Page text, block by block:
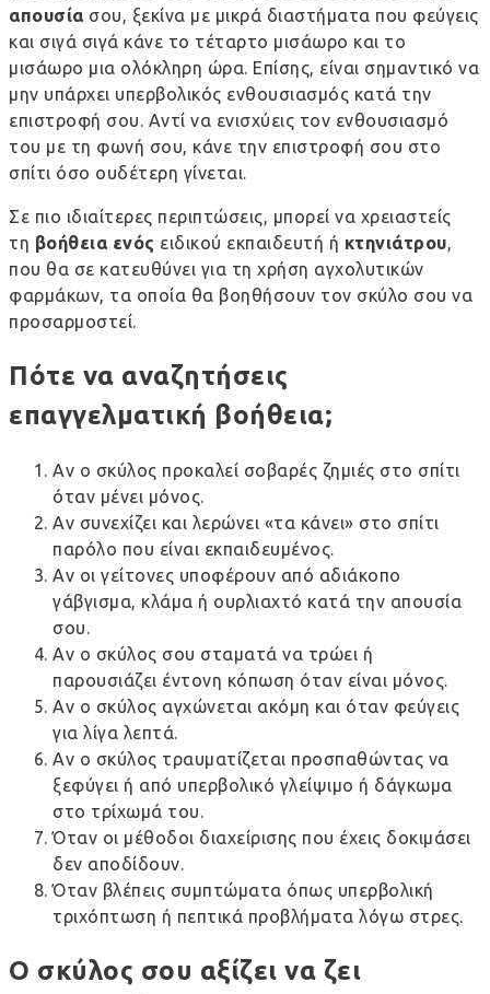
απουσίασου, ξεκίνα με μικρά διαστήματα που φεύγεις
και σιγά σιγά κάνε το τέταρτο μισάωρο και το
μισάωρο μια ολόκληρη ώρα. Επίσης, είναι σημαντικό να
μην υπάρχει υπερβολικός ενθουσιασμός κατά την
επιστροφή σου. Αντί να ενισχύεις τον ενθουσιασμό
του με τη φωνή σου, κάνε την επιστροφή σου στο
σπίτι όσο ουδέτερη γίνεται.
Σε πιο ιδιαίτερες περιπτώσεις, μπορεί να χρειαστείς
τη βοήθεια ενός ειδικού εκπαιδευτή ή κτηνιάτρου,
που θα σε κατευθύνει για τη χρήση αγχολυτικών
φαρμάκων, τα οποία θα βοηθήσουν τον σκύλο σου να
προσαρμοστεί.
Πότε να αναζητήσεις
επαγγελματική βοήθεια;
Αν ο σκύλος προκαλεί σοβαρές ζημιές στο σπίτι
όταν μένει μόνος.
Αν συνεχίζει και λερώνει «τα κάνει» στο σπίτι
παρόλο που είναι εκπαιδευμένος.
Αν οι γείτονες υποφέρουν από αδιάκοπο
γάβγισμα, κλάμα ή ουρλιαχτό κατά την απουσία
σου.
Αν ο σκύλος σου σταματά να τρώει ή
παρουσιάζει έντονη κόπωση όταν είναι μόνος.
Αν ο σκύλος αγχώνεται ακόμη και όταν φεύγεις
για λίγα λεπτά.
Αν ο σκύλος τραυματίζεται προσπαθώντας να
ξεφύγει ή από υπερβολικό γλείψιμο ή δάγκωμα
στο τρίχωμά του.
Όταν οι μέθοδοι διαχείρισης που έχεις δοκιμάσει
δεν αποδίδουν.
Όταν βλέπεις συμπτώματα όπως υπερβολική
τριχόπτωση ή πεπτικά προβλήματα λόγω στρες.
Ο σκύλος σου αξίζει να ζει